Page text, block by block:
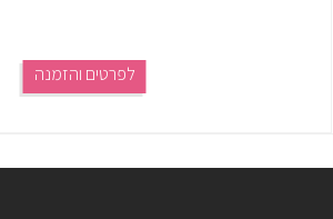
לפרטים והזמנה